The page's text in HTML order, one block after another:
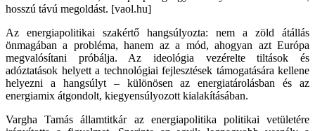
hosszú távú megoldást. [vaol.hu]
Az energiapolitikai szakértő hangsúlyozta: nem a zöld átállás
önmagában a probléma, hanem az a mód, ahogyan azt Európa
megvalósítani próbálja. Az ideológia vezérelte tiltások és
adóztatások helyett a technológiai fejlesztések támogatására kellene
helyezni a hangsúlyt – különösen az energiatárolásban és az
energiamix átgondolt, kiegyensúlyozott kialakításában.
Vargha Tamás államtitkár az energiapolitika politikai vetületére